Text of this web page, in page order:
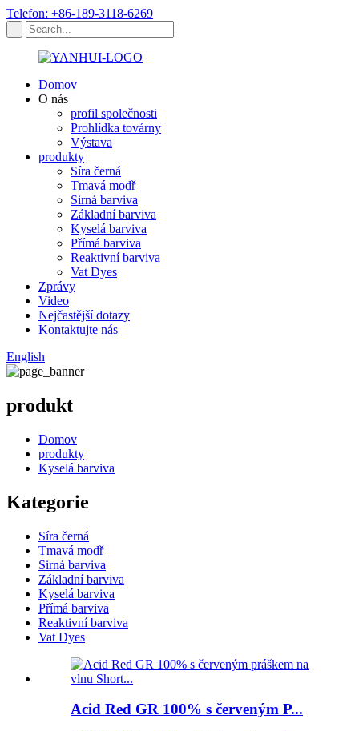
Telefon: +86-189-3118-6269
Domov
O nás
profil společnosti
Prohlídka továrny
Výstava
produkty
Síra černá
Tmavá modř
Sirná barviva
Základní barviva
Kyselá barviva
Přímá barviva
Reaktivní barviva
Vat Dyes
Zprávy
Video
Nejčastější dotazy
Kontaktujte nás
English
produkt
Domov
produkty
Kyselá barviva
Kategorie
Síra černá
Tmavá modř
Sirná barviva
Základní barviva
Kyselá barviva
Přímá barviva
Reaktivní barviva
Vat Dyes
Acid Red GR 100% s červeným P...